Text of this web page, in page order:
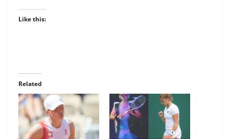
Like this:
Related